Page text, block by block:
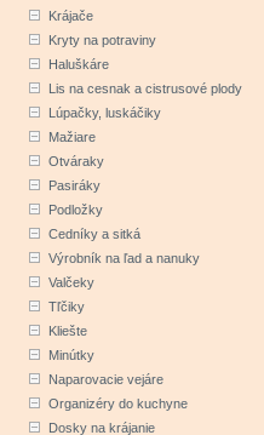
Krájače
Kryty na potraviny
Haluškáre
Lis na cesnak a cistrusové plody
Lúpačky, luskáčiky
Mažiare
Otváraky
Pasiráky
Podložky
Cedníky a sitká
Výrobník na ľad a nanuky
Valčeky
Tľčiky
Kliešte
Minútky
Naparovacie vejáre
Organizéry do kuchyne
Dosky na krájanie